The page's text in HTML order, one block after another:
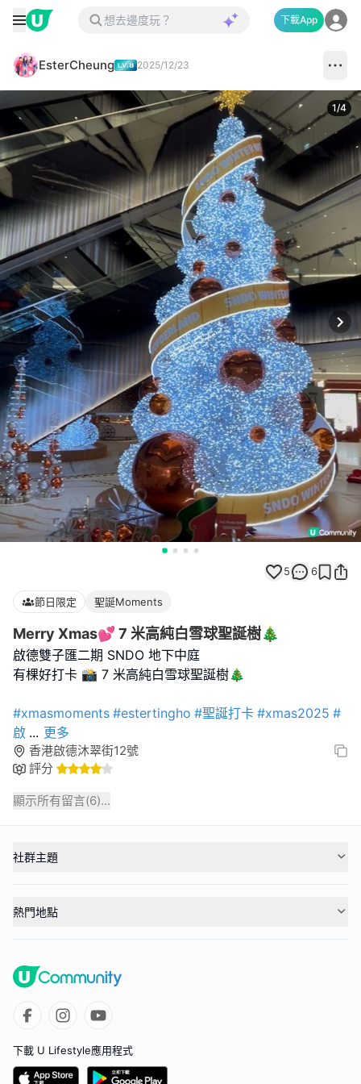
下載App
EsterCheung 2025/12/23
1/4
5 6
節日限定 聖誕Moments
Merry Xmas💕 7 米高純白雪球聖誕樹🎄
啟德雙子匯二期 SNDO 地下中庭
有棵好打卡 📸 7 米高純白雪球聖誕樹🎄
#xmasmoments #estertingho #聖誕打卡 #xmas2025 #
啟 ... 更多
香港啟德沐翠街12號
評分
顯示所有留言(6)...
社群主題
熱門地點
下載 U Lifestyle應用程式